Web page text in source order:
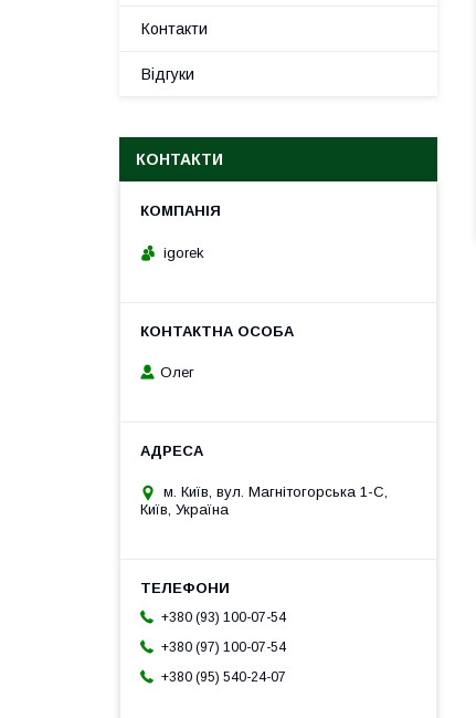
Контакти
Відгуки
КОНТАКТИ
igorek
Олег
м. Київ, вул. Магнітогорська 1-С,
Київ, Україна
+380 (93) 100-07-54
+380 (97) 100-07-54
+380 (95) 540-24-07